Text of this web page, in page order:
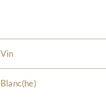
Vin
Blanc(he)